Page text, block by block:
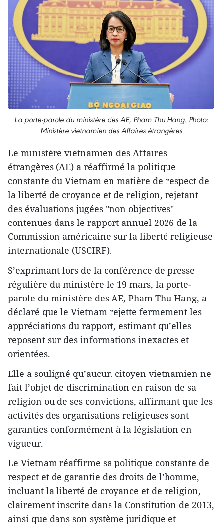
La porte-parole du ministère des AE, Pham Thu Hang. Photo:
Ministère vietnamien des Affaires étrangères
Le ministère vietnamien des Affaires
étrangères (AE) a réaffirmé la politique
constante du Vietnam en matière de respect de
la liberté de croyance et de religion, rejetant
des évaluations jugées "non objectives"
contenues dans le rapport annuel 2026 de la
Commission américaine sur la liberté religieuse
internationale (USCIRF).
S’exprimant lors de la conférence de presse
régulière du ministère le 19 mars, la porte-
parole du ministère des AE, Pham Thu Hang, a
déclaré que le Vietnam rejette fermement les
appréciations du rapport, estimant qu’elles
reposent sur des informations inexactes et
orientées.
Elle a souligné qu’aucun citoyen vietnamien ne
fait l’objet de discrimination en raison de sa
religion ou de ses convictions, affirmant que les
activités des organisations religieuses sont
garanties conformément à la législation en
vigueur.
Le Vietnam réaffirme sa politique constante de
respect et de garantie des droits de l’homme,
incluant la liberté de croyance et de religion,
clairement inscrite dans la Constitution de 2013,
ainsi que dans son système juridique et